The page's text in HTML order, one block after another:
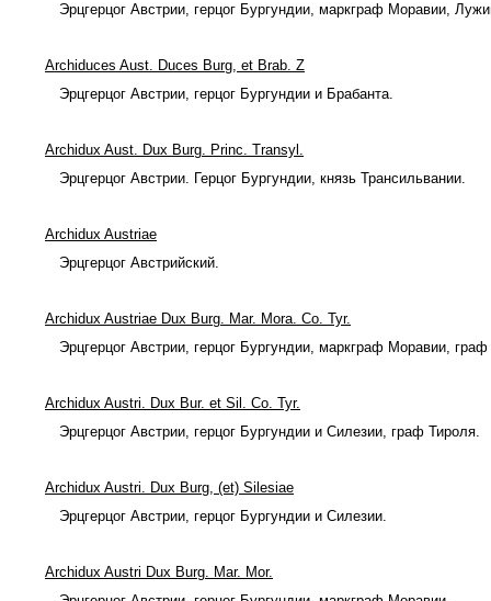
Эрцгерцог Австрии, герцог Бургундии, маркграф Моравии,
Archiduces Aust. Duces Burg, et Brab. Z
Эрцгерцог Австрии, герцог Бургундии и Брабанта.
Archidux Aust. Dux Burg. Princ. Transyl.
Эрцгерцог Австрии. Герцог Бургундии, князь Трансильвании.
Archidux Austriae
Эрцгерцог Австрийский.
Archidux Austriae Dux Burg. Mar. Mora. Co. Tyr.
Эрцгерцог Австрии, герцог Бургундии, маркграф Моравии,
Archidux Austri. Dux Bur. et Sil. Co. Tyr.
Эрцгерцог Австрии, герцог Бургундии и Силезии, граф Тироля.
Archidux Austri. Dux Burg, (et) Silesiae
Эрцгерцог Австрии, герцог Бургундии и Силезии.
Archidux Austri Dux Burg. Mar. Mor.